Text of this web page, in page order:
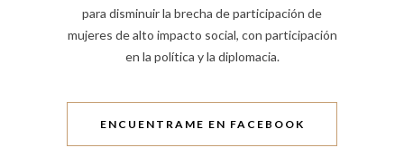
para disminuir la brecha de participación de
mujeres de alto impacto social, con participación
en la política y la diplomacia.
ENCUENTRAME EN FACEBOOK